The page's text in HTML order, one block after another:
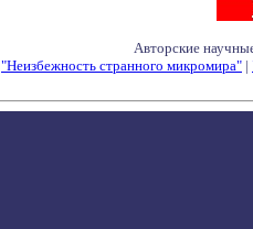
Авторские
"Неизбежность странного микромира" |